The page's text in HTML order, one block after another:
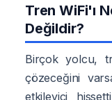
Tren WiFi'ı
Değildir?
Birçok yolcu,
çözeceğini
etkileyici